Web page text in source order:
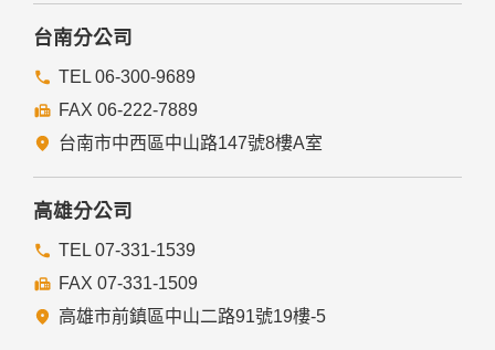
台南分公司
TEL 06-300-9689
FAX 06-222-7889
台南市中西區中山路147號8樓A室
高雄分公司
TEL 07-331-1539
FAX 07-331-1509
高雄市前鎮區中山二路91號19樓-5